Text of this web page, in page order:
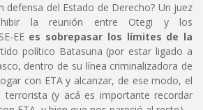
defensa del Estado de Derecho? Un juez
la reunión entre Otegi y los
EE es sobrepasar los límites de la
político Batasuna (por estar ligado a
dentro de su línea criminalizadora de
con ETA y alcanzar, de ese modo, el
terrorista (y acá es importante recordar